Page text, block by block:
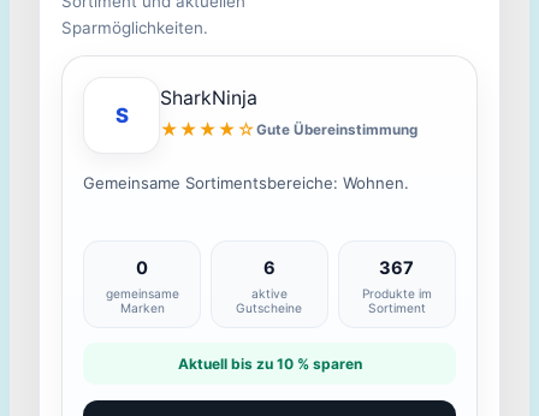
Sparmöglichkeiten.
S
SharkNinja
★★★★☆Gute Übereinstimmung
Gemeinsame Sortimentsbereiche: Wohnen.
0
gemeinsame
Marken
6
aktive
Gutscheine
367
Produkte im
Sortiment
Aktuell bis zu 10 % sparen